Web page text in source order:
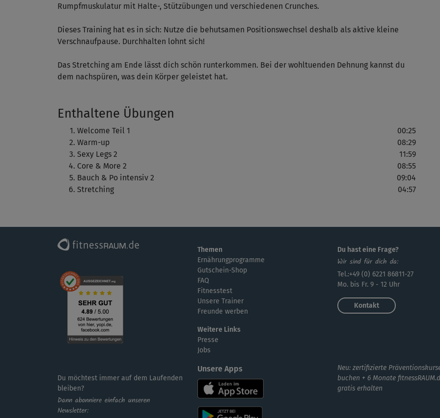
Rumpfmuskulatur mit Halte-, Stützübungen und verschiedenen Crunches.
Dieses Training hat es in sich: Nutze die behutsamen Positionswechsel deshalb als aktive kleine
Verschnaufpause. Durchhalten lohnt sich!
Das Stretching am Ende lässt dich schön runterkommen. Bei der wohltuenden Dehnung kannst du
dem nachspüren, was dein Körper geleistet hat.
Enthaltene Übungen
Welcome Teil 1
00:25
Warm-up
08:29
Sexy Legs 2
11:59
Core & More 2
08:55
Bauch & Po intensiv 2
09:04
Stretching
04:57
Du möchtest immer auf dem Laufenden
bleiben?
Dann abonniere einfach unseren
Newsletter:
Themen
Ernährungprogramme
Gutschein-Shop
FAQ
Fitnesstest
Unsere Trainer
Freunde werben
Weitere Links
Presse
Jobs
Unsere Apps
Du hast eine Frage?
Wir sind für dich da:
Tel.:+49 (0) 6221 86811-27
Mo. bis Fr. 9 - 12 Uhr
Kontakt
Neu: zertifizierte
buchen + 6 Monate
gratis erhalten